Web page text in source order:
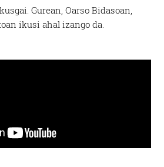
Gurean, Oarso Bidasoan,
ikusi ahal izango da.